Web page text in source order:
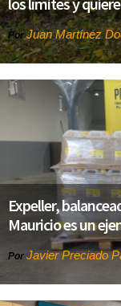
PorJuan Martínez
Expeller,
Mauricio es un
Por Javier Preciado